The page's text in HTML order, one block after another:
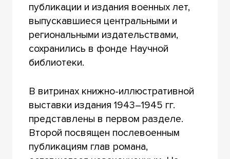
публикации и издания военных лет,
выпускавшиеся центральными и
региональными издательствами,
сохранились в фонде Научной
библиотеки.
В витринах книжно-иллюстративной
выставки издания 1943–1945 гг.
представлены в первом разделе.
Второй посвящен послевоенным
публикациям глав романа,